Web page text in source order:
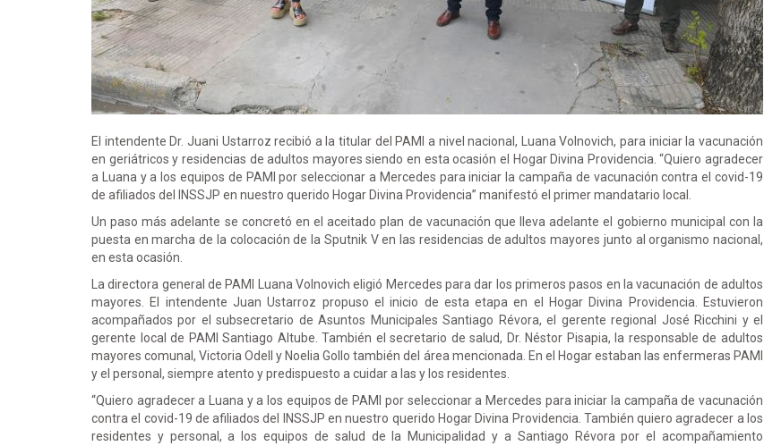
El intendente Dr. Juani Ustarroz recibió a la titular del PAMI a nivel nacional, Luana Volnovich, para iniciar la vacunación
en geriátricos y residencias de adultos mayores siendo en esta ocasión el Hogar Divina Providencia. “Quiero agradecer
a Luana y a los equipos de PAMI por seleccionar a Mercedes para iniciar la campaña de vacunación contra el covid-19
de afiliados del INSSJP en nuestro querido Hogar Divina Providencia” manifestó el primer mandatario local.
Un paso más adelante se concretó en el aceitado plan de vacunación que lleva adelante el gobierno municipal con la
puesta en marcha de la colocación de la Sputnik V en las residencias de adultos mayores junto al organismo nacional,
en esta ocasión.
La directora general de PAMI Luana Volnovich eligió Mercedes para dar los primeros pasos en la vacunación de adultos
mayores. El intendente Juan Ustarroz propuso el inicio de esta etapa en el Hogar Divina Providencia. Estuvieron
acompañados por el subsecretario de Asuntos Municipales Santiago Révora, el gerente regional José Ricchini y el
gerente local de PAMI Santiago Altube. También el secretario de salud, Dr. Néstor Pisapia, la responsable de adultos
mayores comunal, Victoria Odell y Noelia Gollo también del área mencionada. En el Hogar estaban las enfermeras PAMI
y el personal, siempre atento y predispuesto a cuidar a las y los residentes.
“Quiero agradecer a Luana y a los equipos de PAMI por seleccionar a Mercedes para iniciar la campaña de vacunación
contra el covid-19 de afiliados del INSSJP en nuestro querido Hogar Divina Providencia. También quiero agradecer a los
residentes y personal, a los equipos de salud de la Municipalidad y a Santiago Révora por el acompañamiento